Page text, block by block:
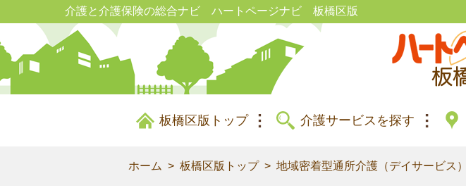
介護と介護保険の総合ナビ ハートページナビ 板橋区版
板橋区版トップ 介護サービスを探す
ホーム 板橋区版トップ 地域密着型通所介護（デイサービス）